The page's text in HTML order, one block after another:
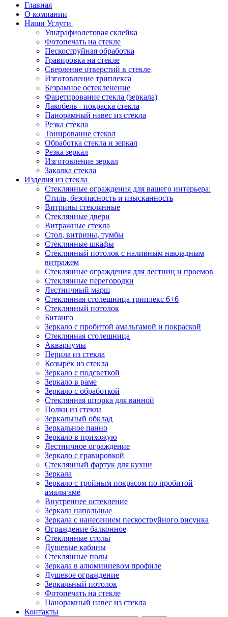
Главная
О компании
Наши Услуги
Ультрафиолетовая склейка
Фотопечать на стекле
Пескоструйная обработка
Гравировка на стекле
Cверление отверстий в стекле
Изготовление триплекса
Безрамное остекленение
Фацетирование стекла (зеркала)
Лакобель - покраска стекла
Панорамный навес из стекла
Резка стекла
Тонирование стекол
Обработка стекла и зеркал
Резка зеркал
Изготовление зеркал
Закалка стекла
Изделия из стекла
Стеклянные ограждения для вашего интерьера:
Стиль, безопасность и изысканность
Витрины стеклянные
Стеклянные двери
Витражные стекла
Стол, витрины, тумбы
Стеклянные шкафы
Стеклянный потолок с наливным накладным
витражем
Стеклянные ограждения для лестниц и проемов
Стеклянные перегородки
Лестничный марш
Стеклянная столешница триплекс 6+6
Стеклянный потолок
Битанго
Зеркало с пробитой амальгамой и покраской
Стеклянная столешница
Аквариумы
Перила из стекла
Козырек из стекла
Зеркало с подсветкой
Зеркало в раме
Зеркало с обработкой
Стеклянная шторка для ванной
Полки из стекла
Зеркальный обклад
Зеркальное панно
Зеркало в прихожую
Лестничное ограждение
Зеркало с гравировкой
Стеклянный фартук для кухни
Зеркала
Зеркало с тройным покрасом по пробитой
амальгаме
Внутреннее остекление
Зеркала напольные
Зеркала с нанесением пескоструйного рисунка
Ограждение балконное
Стеклянные столы
Душевые кабины
Стеклянные полы
Зеркала в алюминиевом профиле
Душевое ограждение
Зеркальный потолок
Фотопечать на стекле
Панорамный навес из стекла
Контакты